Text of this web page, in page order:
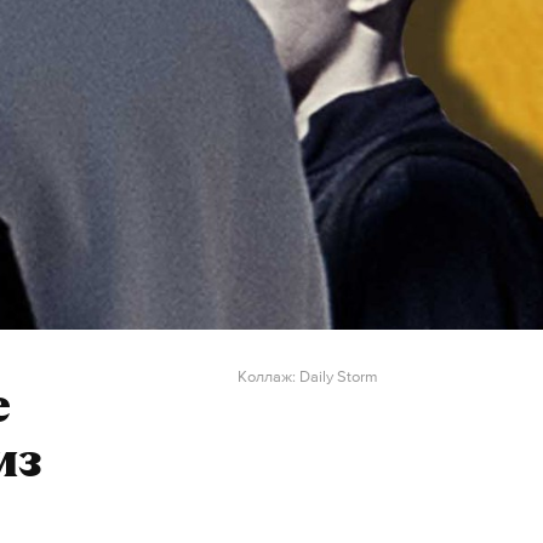
Коллаж: Daily Storm